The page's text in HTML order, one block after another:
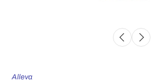
Alleva